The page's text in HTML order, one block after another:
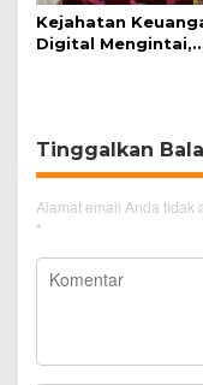
Kejahatan
Digital Mengintai,
Tinggalkan
Alamat email Anda tidak
*